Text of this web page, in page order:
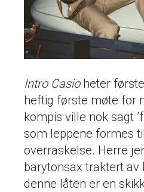
Intro Casioheter
heftig første møte for
kompis ville nok sagt
som leppene formes
overraskelse. Herre
barytonsax traktert av
denne låten er en